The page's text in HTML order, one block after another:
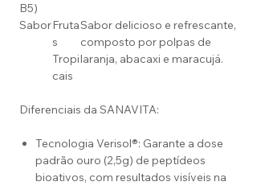
B5)
SaborFruta
s
Tropi
cais
Sabor delicioso e refrescante,
composto por polpas de
laranja, abacaxi e maracujá.
Diferenciais da SANAVITA:
Tecnologia Verisol®: Garante a dose
padrão ouro (2,5g) de peptídeos
bioativos, com resultados visíveis na